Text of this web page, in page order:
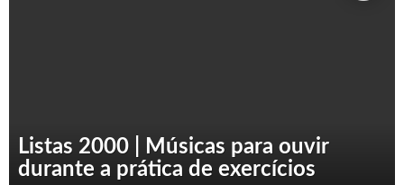
Listas 2000 | Músicas para ouvir
durante a prática de exercícios